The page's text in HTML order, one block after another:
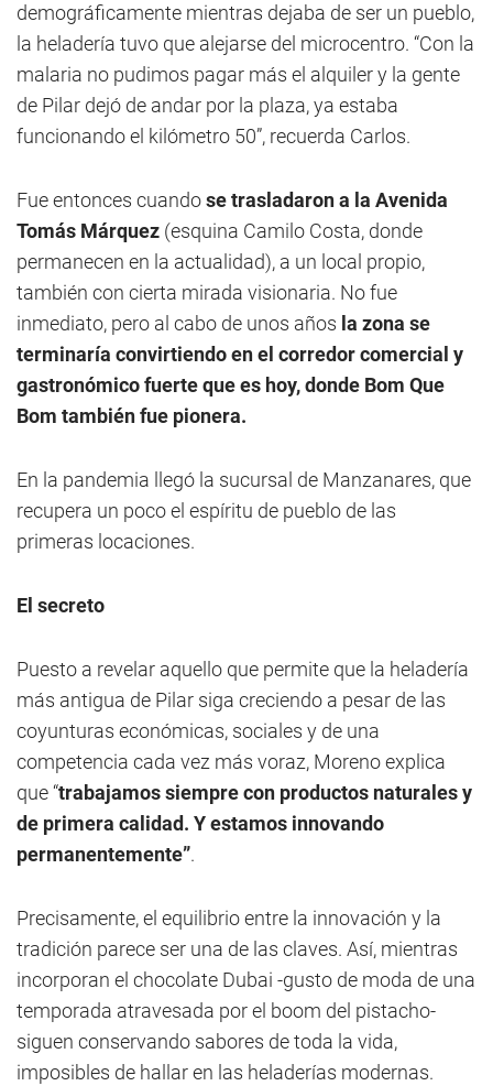
demográficamente mientras dejaba de ser un pueblo,
la heladería tuvo que alejarse del microcentro. “Con la
malaria no pudimos pagar más el alquiler y la gente
de Pilar dejó de andar por la plaza, ya estaba
funcionando el kilómetro 50”, recuerda Carlos.
Fue entonces cuandose trasladaron a la Avenida
Tomás Márquez (esquina Camilo Costa, donde
permanecen en la actualidad), a un local propio,
también con cierta mirada visionaria. No fue
inmediato, pero al cabo de unos años la zona se
terminaría convirtiendo en el corredor comercial y
gastronómico fuerte que es hoy, donde Bom Que
Bom también fue pionera.
En la pandemia llegó la sucursal de Manzanares, que
recupera un poco el espíritu de pueblo de las
primeras locaciones.
El secreto
Puesto a revelar aquello que permite que la heladería
más antigua de Pilar siga creciendo a pesar de las
coyunturas económicas, sociales y de una
competencia cada vez más voraz, Moreno explica
que “trabajamos siempre con productos naturales y
de primera calidad. Y estamos innovando
permanentemente”.
Precisamente, el equilibrio entre la innovación y la
tradición parece ser una de las claves. Así, mientras
incorporan el chocolate Dubai -gusto de moda de una
temporada atravesada por el boom del pistacho-
siguen conservando sabores de toda la vida,
imposibles de hallar en las heladerías modernas.